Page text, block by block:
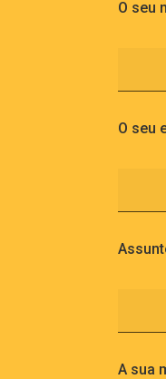
O seu
O seu
A sua